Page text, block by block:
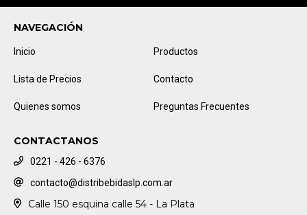
NAVEGACIÓN
Inicio Productos
Lista de Precios Contacto
Quienes somos Preguntas Frecuentes
CONTACTANOS
0221 - 426 - 6376
contacto@distribebidaslp.com.ar
Calle 150 esquina calle 54 - La Plata